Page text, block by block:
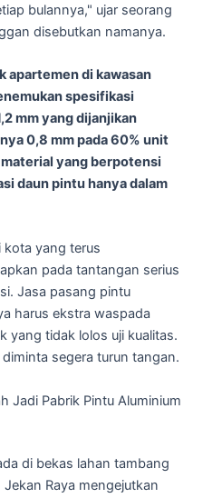
bulannya," ujar seorang
disebutkan namanya.
apartemen di kawasan
spesifikasi
mm yang dijanjikan
0,8 mm pada 60% unit
yang berpotensi
daun pintu hanya dalam
kota yang terus
pada tantangan serius
Jasa pasang pintu
harus ekstra waspada
yang tidak lolos uji kualitas.
segera turun tangan.
Jadi Pabrik Pintu Aluminium
di bekas lahan tambang
Raya mengejutkan